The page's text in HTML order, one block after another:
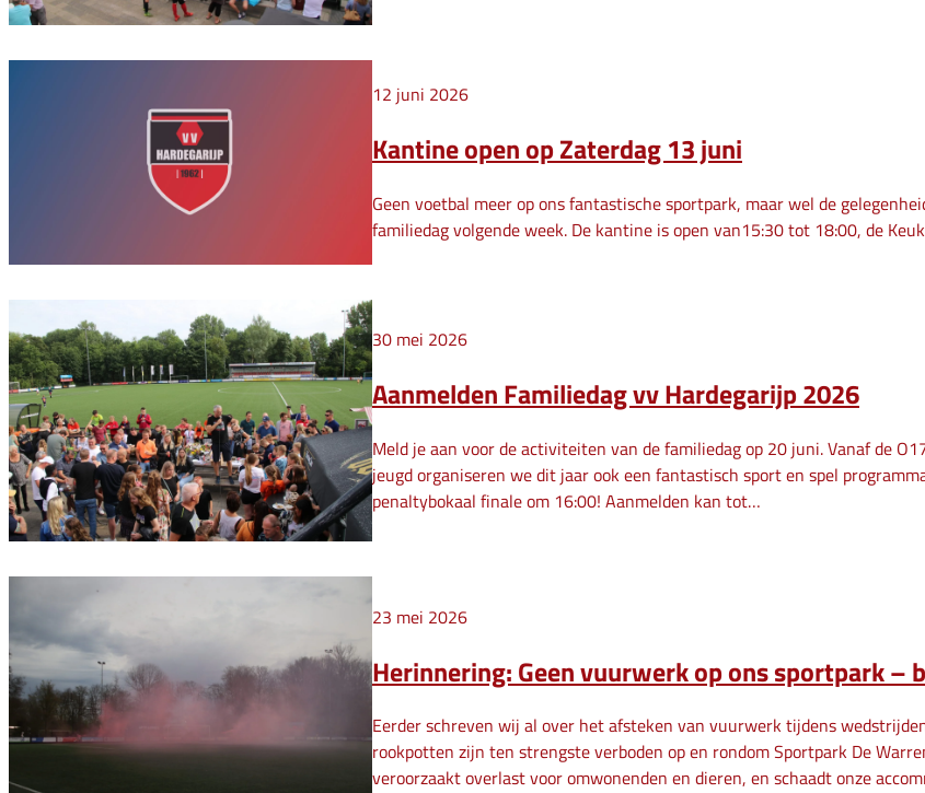
12 juni 2026
Kantine open op Zaterdag 13 juni
Geen voetbal meer op ons fantastische sportpark, maar wel de
familiedag volgende week. De kantine is open van15:30 tot 18:00, de
30 mei 2026
Aanmelden Familiedag vv Hardegarijp 2026
Meld je aan voor de activiteiten van de familiedag op 20 juni. Vanaf de
jeugd organiseren we dit jaar ook een fantastisch sport en spel
penaltybokaal finale om 16:00! Aanmelden kan tot…
23 mei 2026
Herinnering: Geen vuurwerk op ons sportpark –
Eerder schreven wij al over het afsteken van vuurwerk tijdens
rookpotten zijn ten strengste verboden op en rondom Sportpark De
veroorzaakt overlast voor omwonenden en dieren, en schaadt onze